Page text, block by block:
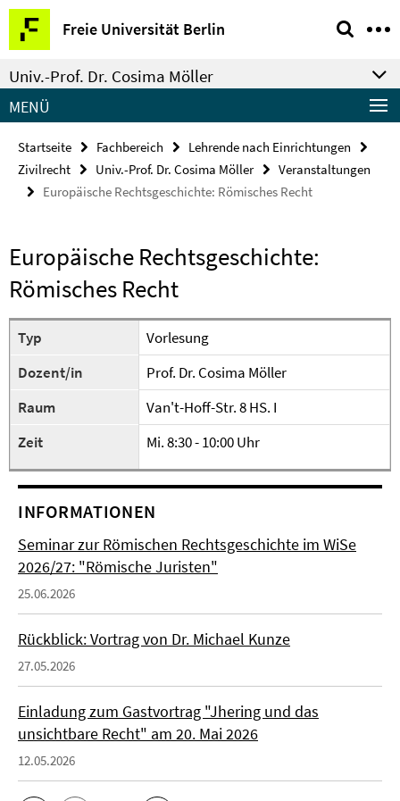
Springe
direkt
zu
Inhalt
Freie Universität Berlin
Service-
Navigation
Univ.-Prof. Dr. Cosima Möller
MENÜ
Startseite Fachbereich
Lehrende nach Einrichtungen
Zivilrecht
Univ.-Prof. Dr. Cosima Möller
Veranstaltungen
Europäische Rechtsgeschichte: Römisches Recht
Europäische Rechtsgeschichte:
Römisches Recht
Typ
Vorlesung
Dozent/in
Prof. Dr. Cosima Möller
Raum
Van't-Hoff-Str. 8 HS. I
Zeit
Mi. 8:30 - 10:00 Uhr
INFORMATIONEN
Seminar zur Römischen Rechtsgeschichte im WiSe
2026/27: "Römische Juristen"
25.06.2026
Rückblick: Vortrag von Dr. Michael Kunze
27.05.2026
Einladung zum Gastvortrag "Jhering und das
unsichtbare Recht" am 20. Mai 2026
12.05.2026